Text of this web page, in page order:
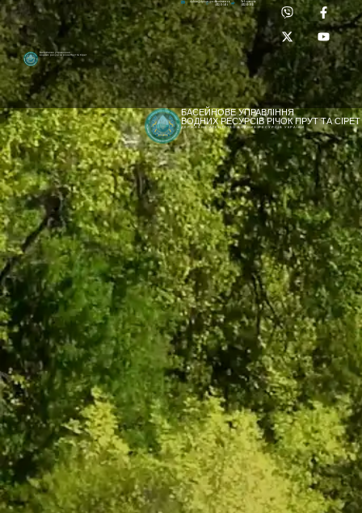
[newyear_garland]
Басейнове управління
водних ресурсів річок Прут та Сірет
Лабораторія:
(0372) 53-92-00
dpbuvr@dpbuvr.gov.uaПриймальня:
(0372) 51-14-56
БАСЕЙНОВЕ УПРАВЛІННЯ
ВОДНИХ РЕСУРСІВ РІЧОК ПРУТ ТА СІРЕТ
ДЕРЖАВНЕ АГЕНТСТВО ВОДНИХ РЕСУРСІВ УКРАЇНИ